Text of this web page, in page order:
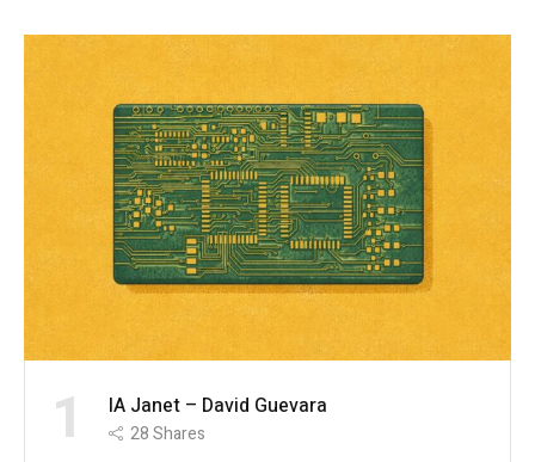
1 IA Janet – David Guevara
28Shares